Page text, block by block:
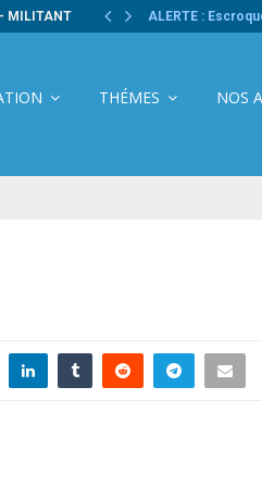
MILITANT ALERTE :
THÉMES NOS